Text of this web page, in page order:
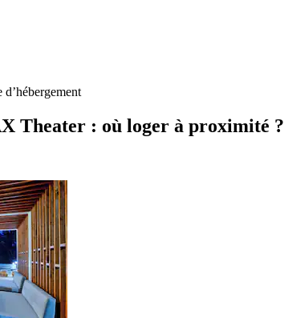
d’hébergement
Theater : où loger à proximité ?